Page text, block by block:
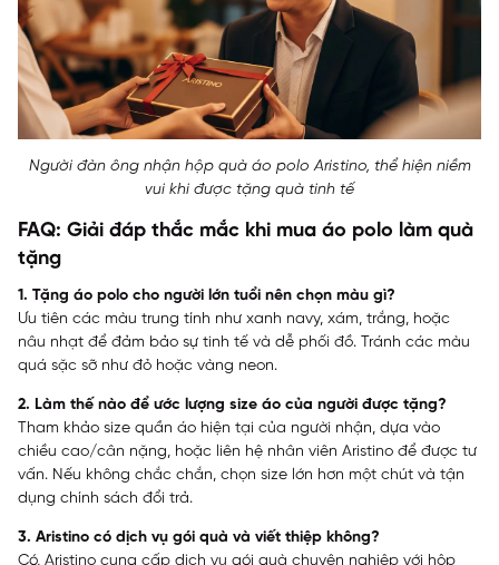
Người đàn ông nhận hộp quà áo polo Aristino, thể hiện niềm
vui khi được tặng quà tinh tế
FAQ: Giải đáp thắc mắc khi mua áo polo làm quà
tặng
1. Tặng áo polo cho người lớn tuổi nên chọn màu gì?
Ưu tiên các màu trung tính như xanh navy, xám, trắng, hoặc
nâu nhạt để đảm bảo sự tinh tế và dễ phối đồ. Tránh các màu
quá sặc sỡ như đỏ hoặc vàng neon.
2. Làm thế nào để ước lượng size áo của người được tặng?
Tham khảo size quần áo hiện tại của người nhận, dựa vào
chiều cao/cân nặng, hoặc liên hệ nhân viên Aristino để được tư
vấn. Nếu không chắc chắn, chọn size lớn hơn một chút và tận
dụng chính sách đổi trả.
3. Aristino có dịch vụ gói quà và viết thiệp không?
Có, Aristino cung cấp dịch vụ gói quà chuyên nghiệp với hộp